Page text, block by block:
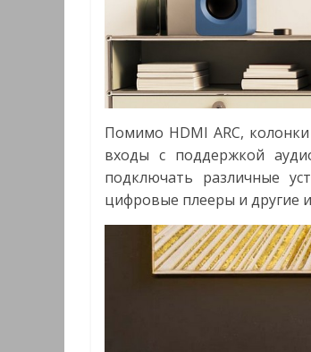
Помимо HDMI ARC,
входы с поддержкой
подключать различные
цифровые плееры и другие